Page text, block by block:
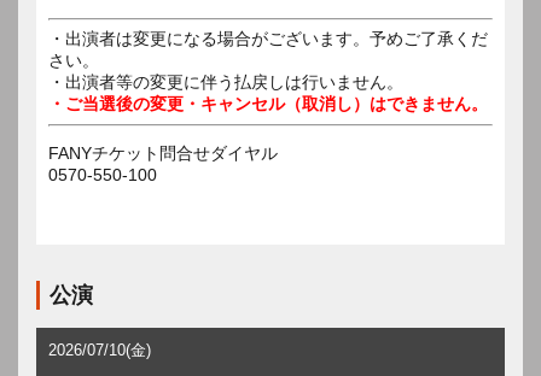
・出演者は変更になる場合がございます。予めご了承くだ
さい。
・出演者等の変更に伴う払戻しは行いません。
・ご当選後の変更・キャンセル（取消し）はできません。
FANYチケット問合せダイヤル
0570-550-100
公演
2026/07/10(金)